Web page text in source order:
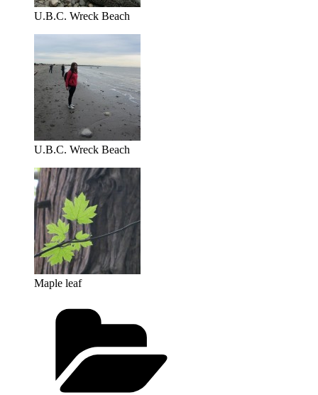
U.B.C. Wreck Beach
U.B.C. Wreck Beach
Maple leaf